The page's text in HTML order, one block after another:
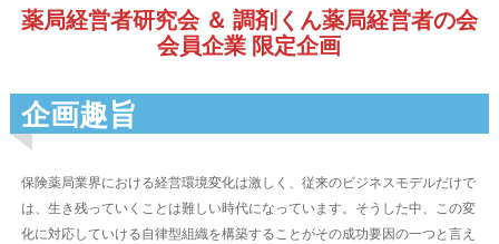
薬局経営者研究会 ＆ 調剤くん薬局経営者の会
会員企業 限定企画
企画趣旨
保険薬局業界における経営環境変化は激しく、従来のビジネスモデルだけで
は、生き残っていくことは難しい時代になっています。そうした中、この変
化に対応していける自律型組織を構築することがその成功要因の一つと言え